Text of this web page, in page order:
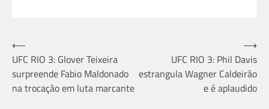
Navegação
de
Post
⟵
UFC RIO 3: Glover Teixeira
surpreende Fabio Maldonado
na trocação em luta marcante
UFC RIO 3: Phil Davis
estrangula Wagner Caldeirão
e é aplaudido
⟶